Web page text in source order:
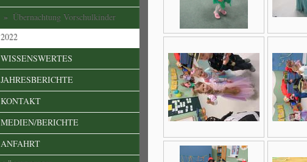
Übernachtung Vorschulkinder
2022
WISSENSWERTES
JAHRESBERICHTE
KONTAKT
MEDIEN/BERICHTE
ANFAHRT